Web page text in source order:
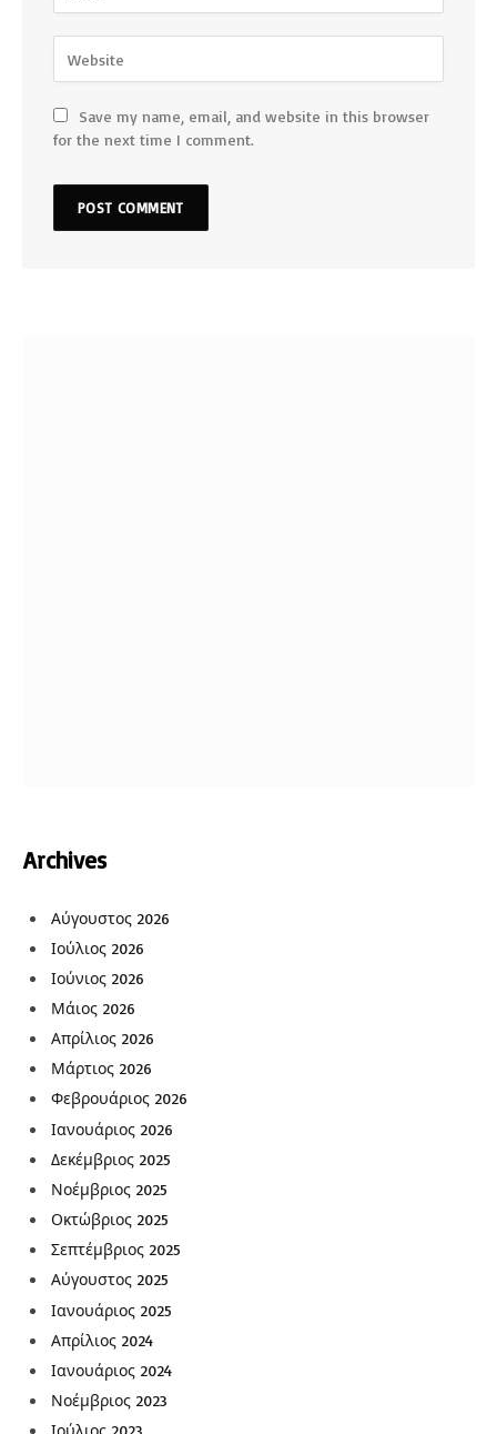
Save my name, email, and website in this browser
for the next time I comment.
Archives
Αύγουστος 2026
Ιούλιος 2026
Ιούνιος 2026
Μάιος 2026
Απρίλιος 2026
Μάρτιος 2026
Φεβρουάριος 2026
Ιανουάριος 2026
Δεκέμβριος 2025
Νοέμβριος 2025
Οκτώβριος 2025
Σεπτέμβριος 2025
Αύγουστος 2025
Ιανουάριος 2025
Απρίλιος 2024
Ιανουάριος 2024
Νοέμβριος 2023